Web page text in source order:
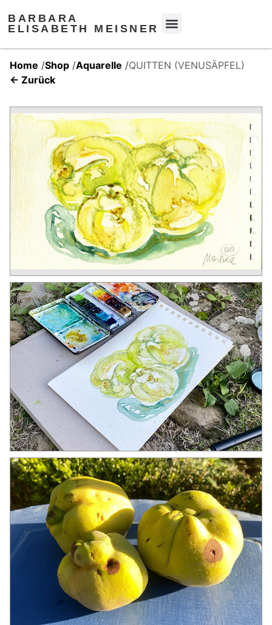
BARBARA
ELISABETH MEISNER
Home /Shop /Aquarelle /QUITTEN (VENUSÄPFEL)
← Zurück